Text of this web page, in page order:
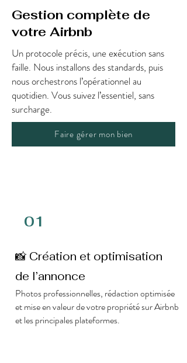
Gestion complète de
votre Airbnb
Un protocole précis, une exécution sans
faille. Nous installons des standards, puis
nous orchestrons l’opérationnel au
quotidien. Vous suivez l’essentiel, sans
surcharge.
Faire gérer mon bien
01
📸 Création et optimisation
de l’annonce
Photos professionnelles, rédaction optimisée
et mise en valeur de votre propriété sur Airbnb
et les principales plateformes.